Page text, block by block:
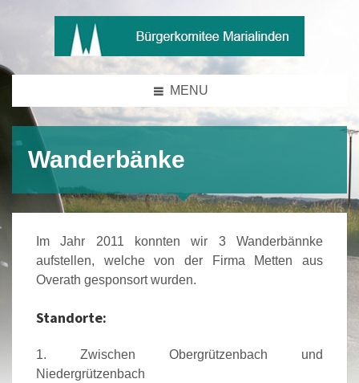
MENU
Wanderbänke
Im Jahr 2011 konnten wir 3 Wanderbännke
aufstellen, welche von der Firma Metten aus
Overath gesponsort wurden.
Standorte:
Zwischen Obergrützenbach und
Niedergrützenbach